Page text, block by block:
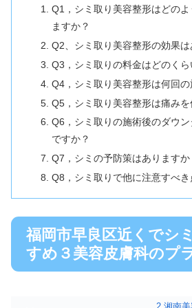
Q1，シミ取り美容整形はどの
ますか？
Q2、シミ取り美容整形の効果は
Q3，シミ取りの料金はどのくら
Q4，シミ取り美容整形は何回
Q5，シミ取り美容整形は痛みを
Q6，シミ取りの施術後のダウ
ですか？
Q7，シミの予防策はありますか
Q8，シミ取りで他に注意すべき
福岡市早良区近くでシ
すめ３美容皮膚科のプ